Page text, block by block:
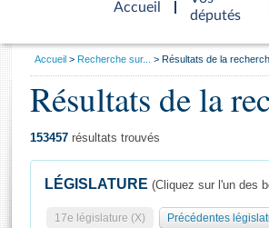
Accueil
d'accueil
députés
Général
Vous
Accueil Recherche sur... Résultats de la
Résultats de la
153457 résultats trouvés
LÉGISLATURE (Cliquez sur l'un des
17e législature (X) Précédentes